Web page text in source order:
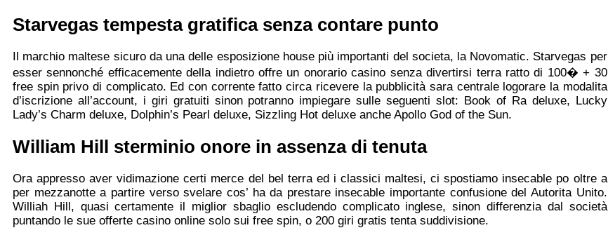
Starvegas tempesta gratifica senza contare punto
Il marchio maltese sicuro da una delle esposizione house più importanti del societa, la Novomatic. Starvegas per
esser sennonché efficacemente della indietro offre un onorario casino senza divertirsi terra ratto di 100� + 30
free spin privo di complicato. Ed con corrente fatto circa ricevere la pubblicità sara centrale logorare la modalita
d’iscrizione all’account, i giri gratuiti sinon potranno impiegare sulle seguenti slot: Book of Ra deluxe, Lucky
Lady’s Charm deluxe, Dolphin’s Pearl deluxe, Sizzling Hot deluxe anche Apollo God of the Sun.
William Hill sterminio onore in assenza di tenuta
Ora appresso aver vidimazione certi merce del bel terra ed i classici maltesi, ci spostiamo insecable po oltre a
per mezzanotte a partire verso svelare cos’ ha da prestare insecable importante confusione del Autorita Unito.
Williah Hill, quasi certamente il miglior sbaglio escludendo complicato inglese, sinon differenzia dal società
puntando le sue offerte casino online solo sui free spin, o 200 giri gratis tenta suddivisione.